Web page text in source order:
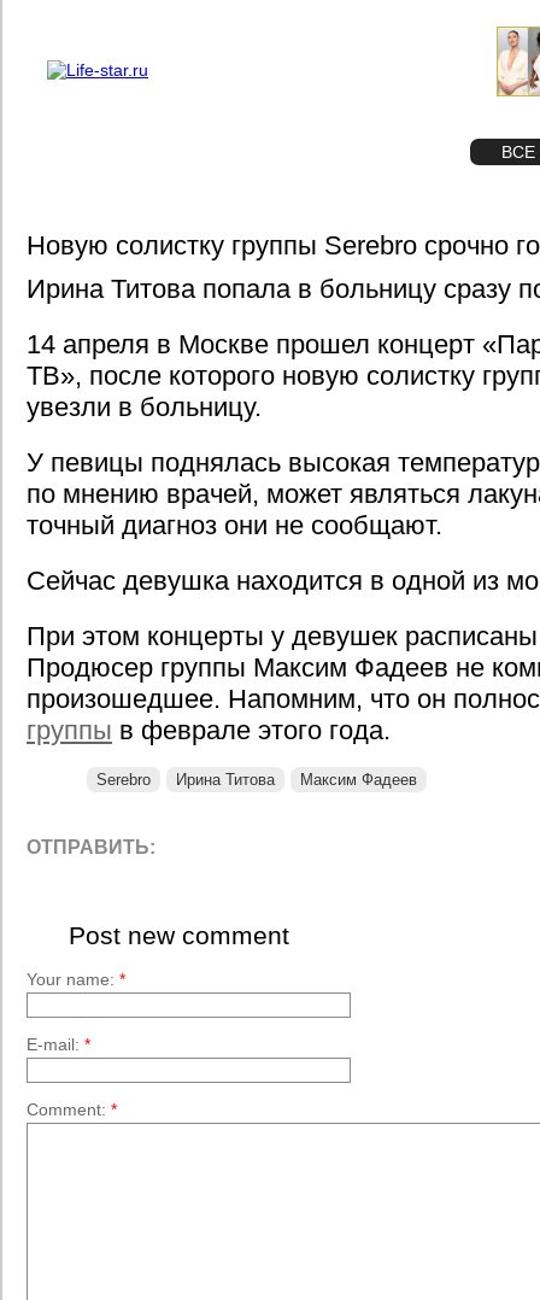
ВСЕ
Новую солистку группы Serebro срочно
Ирина Титова попала в больницу сразу
14 апреля в Москве прошел концерт
ТВ», после которого новую солистку
увезли в больницу.
У певицы поднялась высокая
по мнению врачей, может являться
точный диагноз они не сообщают.
Сейчас девушка находится в одной из
При этом концерты у девушек
Продюсер группы Максим Фадеев не
произошедшее. Напомним, что он
группы в феврале этого года.
Serebro Ирина Титова Максим Фадеев
ОТПРАВИТЬ:
Post new comment
Your name: *
E-mail: *
Comment: *